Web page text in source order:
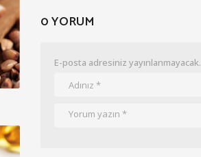
0 YORUM
E-posta adresiniz yayınlanmayacak.